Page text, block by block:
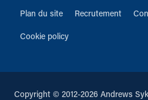
Plan du site Recrutement
Cookie policy
Copyright © 2012-2026 Andrews